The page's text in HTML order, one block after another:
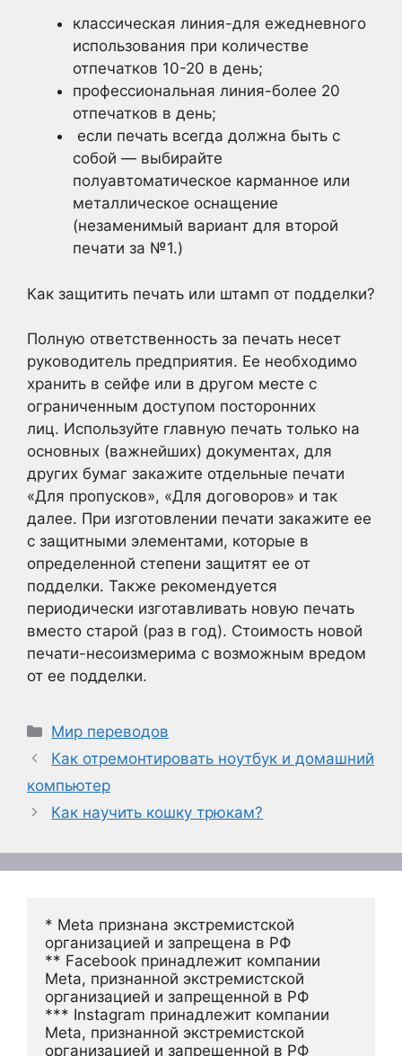
классическая линия-для ежедневного
использования при количестве
отпечатков 10-20 в день;
профессиональная линия-более 20
отпечатков в день;
если печать всегда должна быть с
собой — выбирайте
полуавтоматическое карманное или
металлическое оснащение
(незаменимый вариант для второй
печати за №1.)
Как защитить печать или штамп от подделки?
Полную ответственность за печать несет
руководитель предприятия. Ее необходимо
хранить в сейфе или в другом месте с
ограниченным доступом посторонних
лиц. Используйте главную печать только на
основных (важнейших) документах, для
других бумаг закажите отдельные печати
«Для пропусков», «Для договоров» и так
далее. При изготовлении печати закажите ее
с защитными элементами, которые в
определенной степени защитят ее от
подделки. Также рекомендуется
периодически изготавливать новую печать
вместо старой (раз в год). Стоимость новой
печати-несоизмерима с возможным вредом
от ее подделки.
Рубрики
Мир переводов
Как отремонтировать ноутбук и домашний
компьютер
Как научить кошку трюкам?
* Meta признана экстремистской
организацией и запрещена в РФ
** Facebook принадлежит компании
Meta, признанной экстремистской
организацией и запрещенной в РФ
*** Instagram принадлежит компании
Meta, признанной экстремистской
организацией и запрещенной в РФ